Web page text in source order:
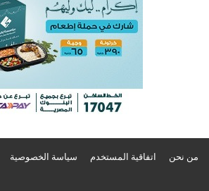
من نحن اتفاقية المستخدم سياسة الخصوصية